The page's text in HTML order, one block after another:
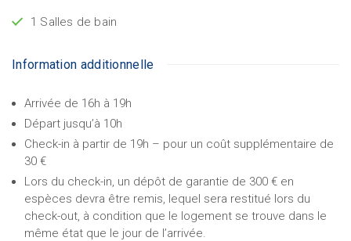
1 Salles de bain
Information additionnelle
Arrivée de 16h à 19h
Départ jusqu’à 10h
Check-in à partir de 19h – pour un coût supplémentaire de
30 €
Lors du check-in, un dépôt de garantie de 300 € en
espèces devra être remis, lequel sera restitué lors du
check-out, à condition que le logement se trouve dans le
même état que le jour de l’arrivée.